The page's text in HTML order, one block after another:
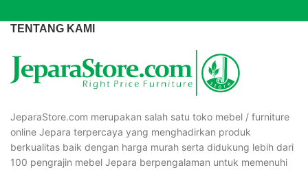
TENTANG KAMI
JeparaStore.com merupakan salah satu toko mebel / furniture
online Jepara terpercaya yang menghadirkan produk
berkualitas baik dengan harga murah serta didukung lebih dari
100 pengrajin mebel Jepara berpengalaman untuk memenuhi